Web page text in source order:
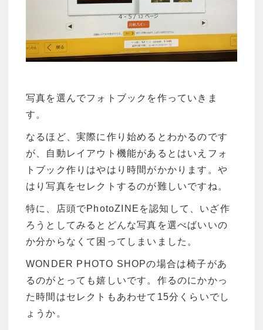
写真を選んでフォトブックを作っていきま
す。
なるほど、実際に作り始めるとわかるのです
が、自動レイアウト機能があるとはいえフォ
トブック作りはやはり時間がかかります。や
はり写真をセレクトするのが難しいですね。
特に、店頭でPhotoZINEを認知して、いざ作
ろうとしてみるとどんな写真を選べばいいの
か分からなくて困ってしまいました。
WONDER PHOTO SHOPの場合は椅子があ
るのがとっても嬉しいです。作るのにかかっ
た時間はセレクトもあわせて15分くらいでし
ょうか。